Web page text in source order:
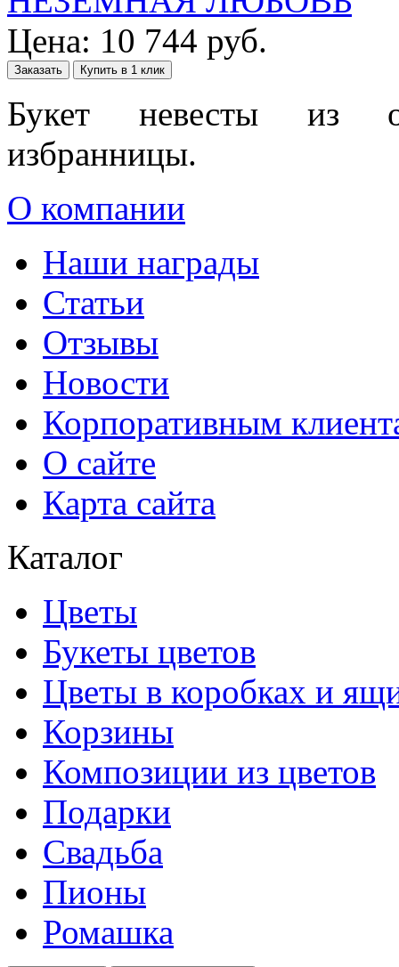
Цена: 10 744 руб.
Заказать Купить в 1 клик
Букет невесты из
избранницы.
О компании
Наши награды
Статьи
Отзывы
Новости
Корпоративным
О сайте
Карта сайта
Каталог
Цветы
Букеты цветов
Цветы в коробках и
Корзины
Композиции из цветов
Подарки
Свадьба
Пионы
Ромашка